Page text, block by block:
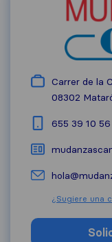
Carrer de la
08302
655 39 10 56
¿Sugiere una